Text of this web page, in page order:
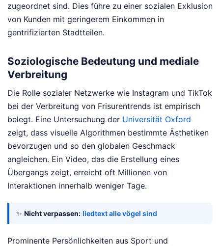
zugeordnet sind. Dies führe zu einer sozialen Exklusion
von Kunden mit geringerem Einkommen in
gentrifizierten Stadtteilen.
Soziologische Bedeutung und mediale
Verbreitung
Die Rolle sozialer Netzwerke wie Instagram und TikTok
bei der Verbreitung von Frisurentrends ist empirisch
belegt. Eine Untersuchung der Universität Oxford
zeigt, dass visuelle Algorithmen bestimmte Ästhetiken
bevorzugen und so den globalen Geschmack
angleichen. Ein Video, das die Erstellung eines
Übergangs zeigt, erreicht oft Millionen von
Interaktionen innerhalb weniger Tage.
✨ Nicht verpassen: liedtext alle vögel sind
Prominente Persönlichkeiten aus Sport und